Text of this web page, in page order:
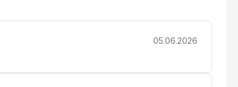
05.06.2026